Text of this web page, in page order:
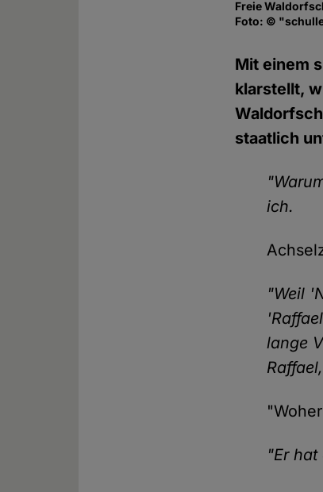
Freie
Foto: ©
Mit einem
klarstellt,
staatlich
ich.
"Weil
lange
"Er